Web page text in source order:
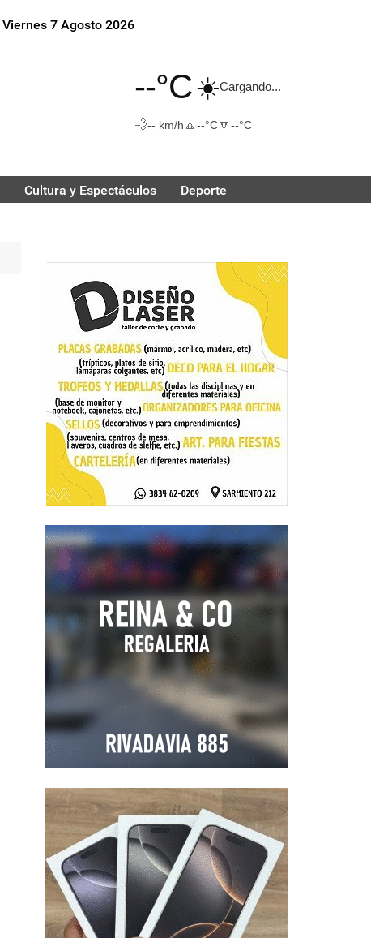
Viernes 7 Agosto 2026
--°C☀️Cargando...
💨-- km/h 🔼 --°C🔽 --°C
Cultura y Espectáculos Deporte